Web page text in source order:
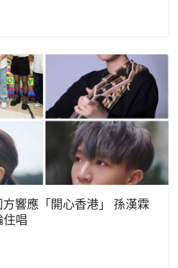
方響應「開心香港」 孫漢霖
住唱